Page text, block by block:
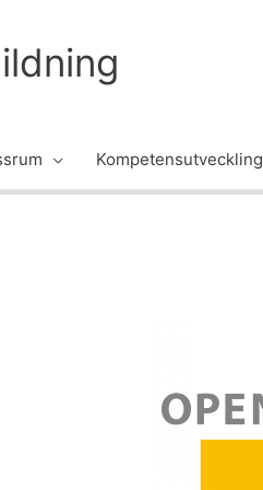
Kompetensutveckling